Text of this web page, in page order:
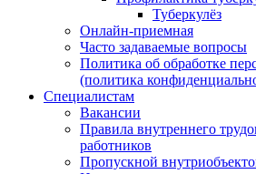
Туберкулёз
Онлайн-приемная
Часто задаваемые вопросы
Политика об обработке
(политика
Специалистам
Вакансии
Правила внутреннего
работников
Пропускной